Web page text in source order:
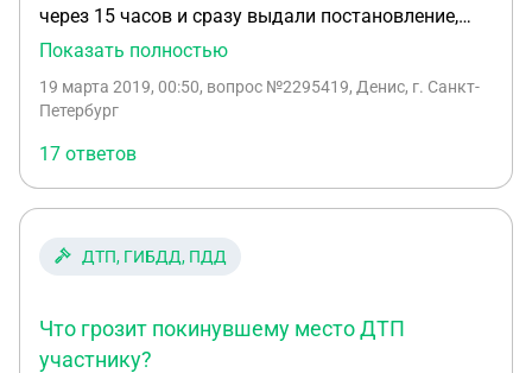
через 15 часов и сразу выдали постановление,
которое вынес начальник отдела полиции без
отдела рассматривать это дело или это
Показать полностью
19 марта 2019, 00:50, вопрос №2295419, Денис, г. Санкт-
Петербург
17 ответов
ДТП, ГИБДД, ПДД
Что грозит покинувшему место ДТП
участнику?